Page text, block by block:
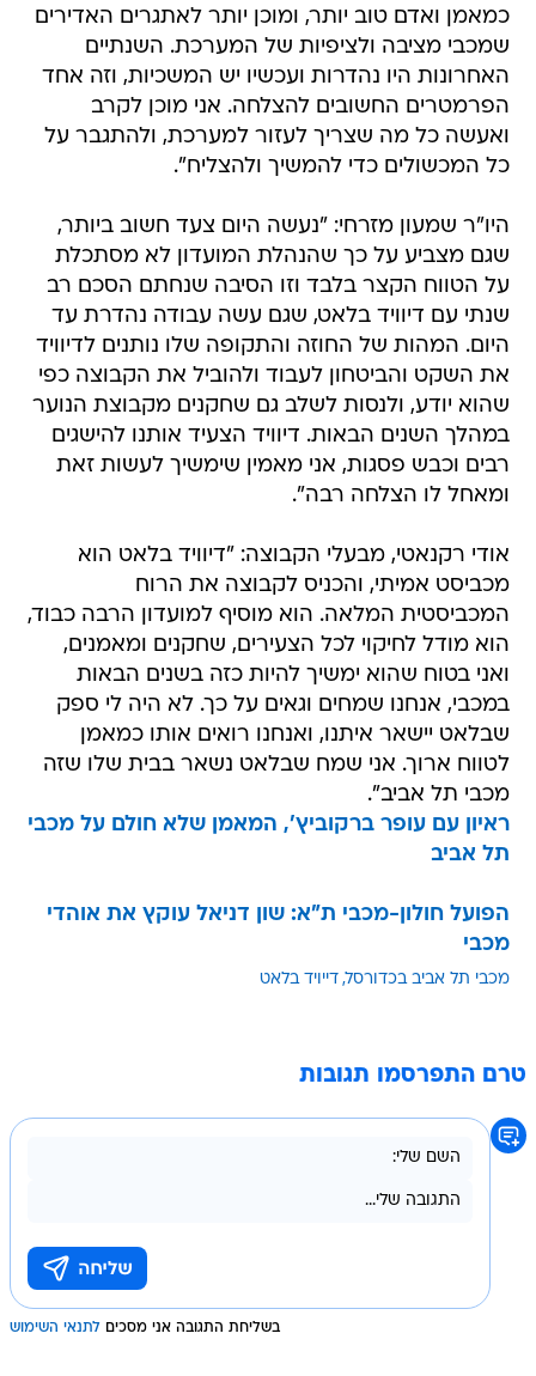
כמאמן ואדם טוב יותר, ומוכן יותר לאתגרים האדירים
שמכבי מציבה ולציפיות של המערכת. השנתיים
האחרונות היו נהדרות ועכשיו יש המשכיות, וזה אחד
הפרמטרים החשובים להצלחה. אני מוכן לקרב
ואעשה כל מה שצריך לעזור למערכת, ולהתגבר על
כל המכשולים כדי להמשיך ולהצליח".
היו"ר שמעון מזרחי: "נעשה היום צעד חשוב ביותר,
שגם מצביע על כך שהנהלת המועדון לא מסתכלת
על הטווח הקצר בלבד וזו הסיבה שנחתם הסכם רב
שנתי עם דיוויד בלאט, שגם עשה עבודה נהדרת עד
היום. המהות של החוזה והתקופה שלו נותנים לדיוויד
את השקט והביטחון לעבוד ולהוביל את הקבוצה כפי
שהוא יודע, ולנסות לשלב גם שחקנים מקבוצת הנוער
במהלך השנים הבאות. דיוויד הצעיד אותנו להישגים
רבים וכבש פסגות, אני מאמין שימשיך לעשות זאת
ומאחל לו הצלחה רבה".
אודי רקנאטי, מבעלי הקבוצה: "דיוויד בלאט הוא
מכביסט אמיתי, והכניס לקבוצה את הרוח
המכביסטית המלאה. הוא מוסיף למועדון הרבה כבוד,
הוא מודל לחיקוי לכל הצעירים, שחקנים ומאמנים,
ואני בטוח שהוא ימשיך להיות כזה בשנים הבאות
במכבי, אנחנו שמחים וגאים על כך. לא היה לי ספק
שבלאט יישאר איתנו, ואנחנו רואים אותו כמאמן
לטווח ארוך. אני שמח שבלאט נשאר בבית שלו שזה
מכבי תל אביב".
ראיון עם עופר ברקוביץ', המאמן שלא חולם על מכבי
תל אביב
הפועל חולון-מכבי ת"א: שון דניאל עוקץ את אוהדי
מכבי
מכבי תל אביב בכדורסל דייויד בלאט
טרם התפרסמו תגובות
בשליחת התגובה אני מסכים לתנאי השימוש